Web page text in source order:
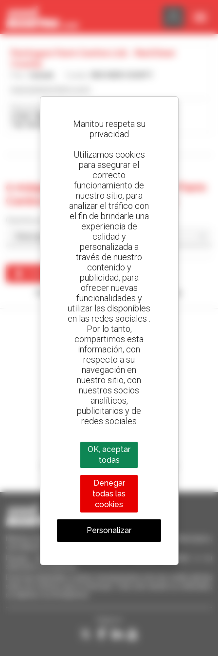
Pentagon Farm Centre Ltd. - Red Deer
T4E 1N9 RED DEER COUNTY Canadá
0 máquina usada en Pentagon Farm
Centre Ltd. - Red Deer County
Ningún resultado corresponde con su búsqueda.
Cree sus alertas
y reciba anuncios de equipos de ocasión
800 concesionarios
Manitou por todo el mundo
1 de cada 4 manipuladores telescópicos
vendido en el mundo es Manitou
selección y compárelos.
Panel de gestión de cookies
Manitou respeta su
privacidad
Utilizamos cookies
para asegurar el
correcto
funcionamiento de
nuestro sitio, para
analizar el tráfico con
el fin de brindarle una
experiencia de
calidad y
personalizada a
través de nuestro
contenido y
publicidad, para
ofrecer nuevas
funcionalidades y
utilizar las disponibles
en las redes sociales .
Por lo tanto,
compartimos esta
información, con
respecto a su
navegación en
nuestro sitio, con
nuestros socios
analíticos,
publicitarios y de
redes sociales
OK, aceptar
todas
Denegar
todas las
cookies
Personalizar